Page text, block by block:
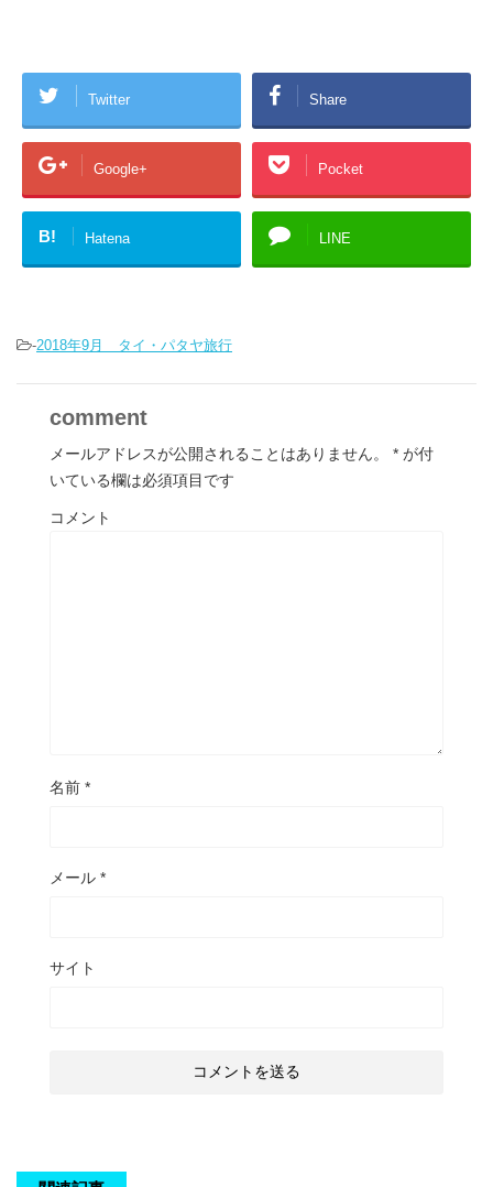
Twitter Share
Google+ Pocket
B! Hatena LINE
-2018年9月 タイ・パタヤ旅行
comment
メールアドレスが公開されることはありません。 * が付
いている欄は必須項目です
コメント
名前 *
メール *
サイト